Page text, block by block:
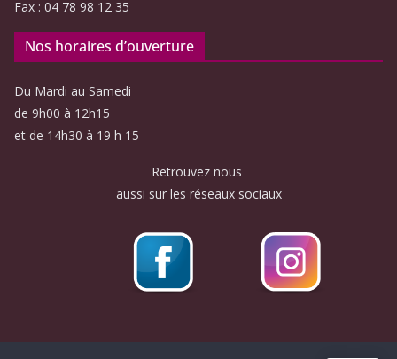
Fax : 04 78 98 12 35
Nos horaires d’ouverture
Du Mardi au Samedi
de 9h00 à 12h15
et de 14h30 à 19 h 15
Retrouvez nous
aussi sur les réseaux sociaux